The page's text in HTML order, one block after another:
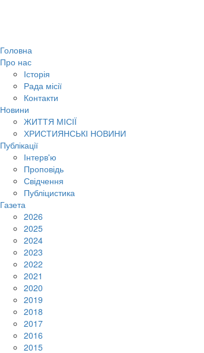
Головна
Про нас
Історія
Рада місії
Контакти
Новини
ЖИТТЯ МІСІЇ
ХРИСТИЯНСЬКІ НОВИНИ
Публікації
Інтерв'ю
Проповідь
Свідчення
Публіцистика
Газета
2026
2025
2024
2023
2022
2021
2020
2019
2018
2017
2016
2015